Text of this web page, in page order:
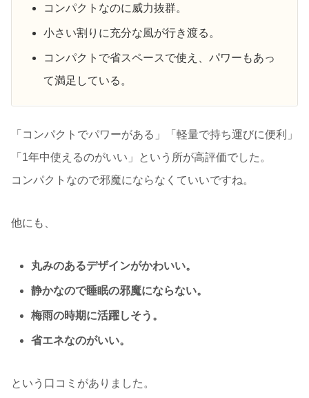
コンパクトなのに威力抜群。
小さい割りに充分な風が行き渡る。
コンパクトで省スペースで使え、パワーもあっ
て満足している。
「コンパクトでパワーがある」「軽量で持ち運びに便利」
「1年中使えるのがいい」という所が高評価でした。
コンパクトなので邪魔にならなくていいですね。
他にも、
丸みのあるデザインがかわいい。
静かなので睡眠の邪魔にならない。
梅雨の時期に活躍しそう。
省エネなのがいい。
という口コミがありました。